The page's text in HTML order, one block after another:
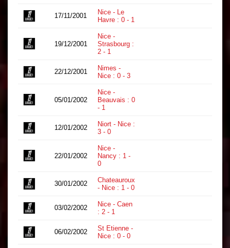
17/11/2001
Nice - Le
Havre : 0 - 1
19/12/2001
Nice -
Strasbourg :
2 - 1
22/12/2001
Nimes -
Nice : 0 - 3
05/01/2002
Nice -
Beauvais : 0
- 1
12/01/2002
Niort - Nice :
3 - 0
22/01/2002
Nice -
Nancy : 1 -
0
30/01/2002
Chateauroux
- Nice : 1 - 0
03/02/2002
Nice - Caen
: 2 - 1
06/02/2002
St Etienne -
Nice : 0 - 0